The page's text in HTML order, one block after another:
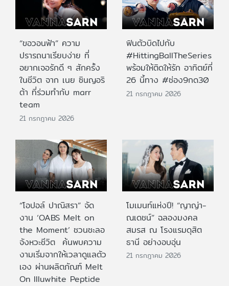
“ขอวอนฟ้า” ความ
ปรารถนาเรียบง่าย ที่
อยากเจอรักดี ๆ สักครั้ง
ในชีวิต จาก เนย ซินญอริ
ต้า ที่ร่วมทำกับ marr
team
21 กรกฎาคม 2026
ฟินตัวบิดไปกับ
#HittingBallTheSeries
พร้อมให้ติดให้รัก อาทิตย์ที่
26 นี้ทาง #ช่อง9กด30
21 กรกฎาคม 2026
“โอปอล์ ปาณิสรา” จัด
งาน ‘OABS Melt on
the Moment’ ชวนชะลอ
จังหวะชีวิต ค้นพบความ
งามเริ่มจากให้เวลาดูแลตัว
เอง ผ่านผลิตภัณฑ์ Melt
On Illuwhite Peptide
โมเมนท์แห่งปี! “ญาญ่า-
ณเดชน์” ฉลองมงคล
สมรส ณ โรงแรมดุสิต
ธานี อย่างอบอุ่น
21 กรกฎาคม 2026